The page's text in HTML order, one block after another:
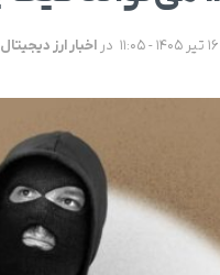
در اخبار ارز دیجیتال